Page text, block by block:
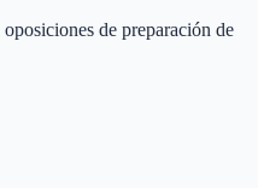
de preparación de